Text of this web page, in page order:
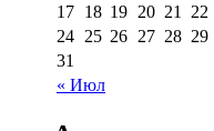
« Июл
17 18 19 20 21 22
24 25 26 27 28 29
31